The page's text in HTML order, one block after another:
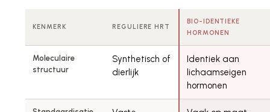
KENMERK REGULIERE HRT
BIO-IDENTIEKE
HORMONEN
Moleculaire
structuur
Synthetisch of
dierlijk
Identiek aan
lichaamseigen
hormonen